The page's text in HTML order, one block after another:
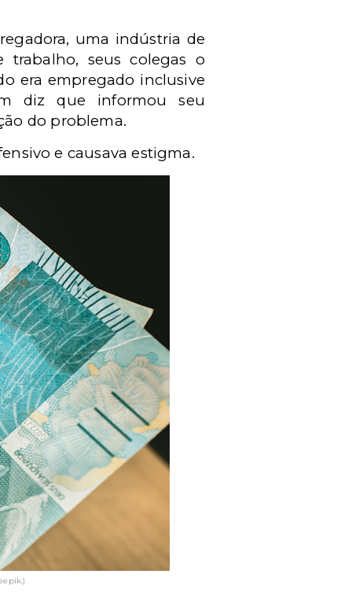
uma indústria de
seus colegas o
era empregado inclusive
diz que informou seu
do problema.
e causava estigma.